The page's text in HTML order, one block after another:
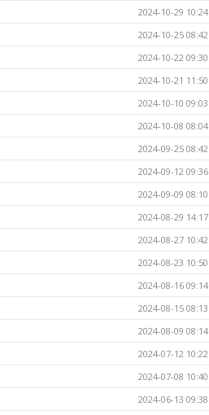
2024-10-29 10:24
2024-10-25 08:42
2024-10-22 09:30
2024-10-21 11:50
2024-10-10 09:03
2024-10-08 08:04
2024-09-25 08:42
2024-09-12 09:36
2024-09-09 08:10
2024-08-29 14:17
2024-08-27 10:42
2024-08-23 10:50
2024-08-16 09:14
2024-08-15 08:13
2024-08-09 08:14
2024-07-12 10:22
2024-07-08 10:40
2024-06-13 09:38